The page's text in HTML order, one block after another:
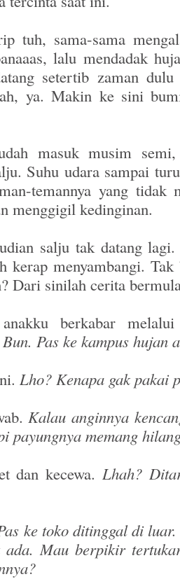
tuh, sama-sama
lalu mendadak
setertib zaman dulu
ya. Makin ke sini
masuk musim
Suhu udara sampai
temannya yang tidak
menggigil kedinginan.
salju tak datang
kerap menyambangi. Tak
Dari sinilah cerita
berkabar
Pas ke kampus hujan
Lho? Kenapa gak pakai
Kalau anginnya
payungnya memang
dan kecewa. Lhah?
ke toko ditinggal di
Mau berpikir